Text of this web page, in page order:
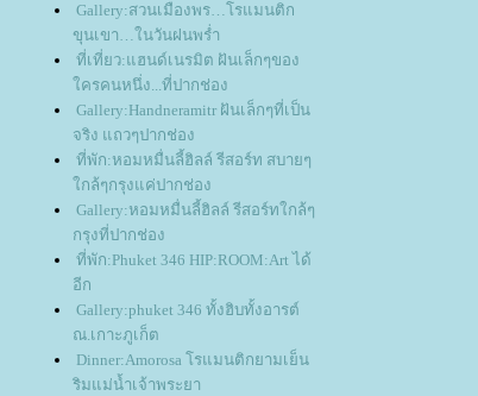
Gallery:สวนเมืองพร…โรแมนติก
ขุนเขา…ในวันฝนพร่ำ
ที่เที่ยว:แฮนด์เนรมิต ฝันเล็กๆของ
ครคนหนึ่ง...ที่ปากช่อง
Gallery:Handneramitr ฝันเล็กๆที่เป็น
จริง แถวๆปากช่อง
ที่พัก:หอมหมื่นลี้ฮิลล์ รีสอร์ท สบายๆ
กล้ๆกรุงแค่ปากช่อง
Gallery:หอมหมื่นลี้ฮิลล์ รีสอร์ทใกล้ๆ
กรุงที่ปากช่อง
ที่พัก:Phuket 346 HIP:ROOM:Art ได้
อีก
Gallery:phuket 346 ทั้งฮิบทั้งอารต์
ณ.เกาะภูเก็ต
Dinner:Amorosa โรแมนติกยามเย็น
ริมแม่น้ำเจ้าพระยา